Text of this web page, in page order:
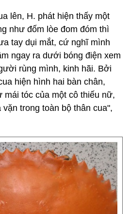
lên, H. phát hiện thấy một
như đốm lòe đom đóm thì
tay dụi mắt, cứ nghĩ mình
ngay ra dưới bóng điện xem
rùng mình, kinh hãi. Bởi
hiện hình hai bàn chân,
mái tóc của một cô thiếu nữ,
trong toàn bộ thân cua",